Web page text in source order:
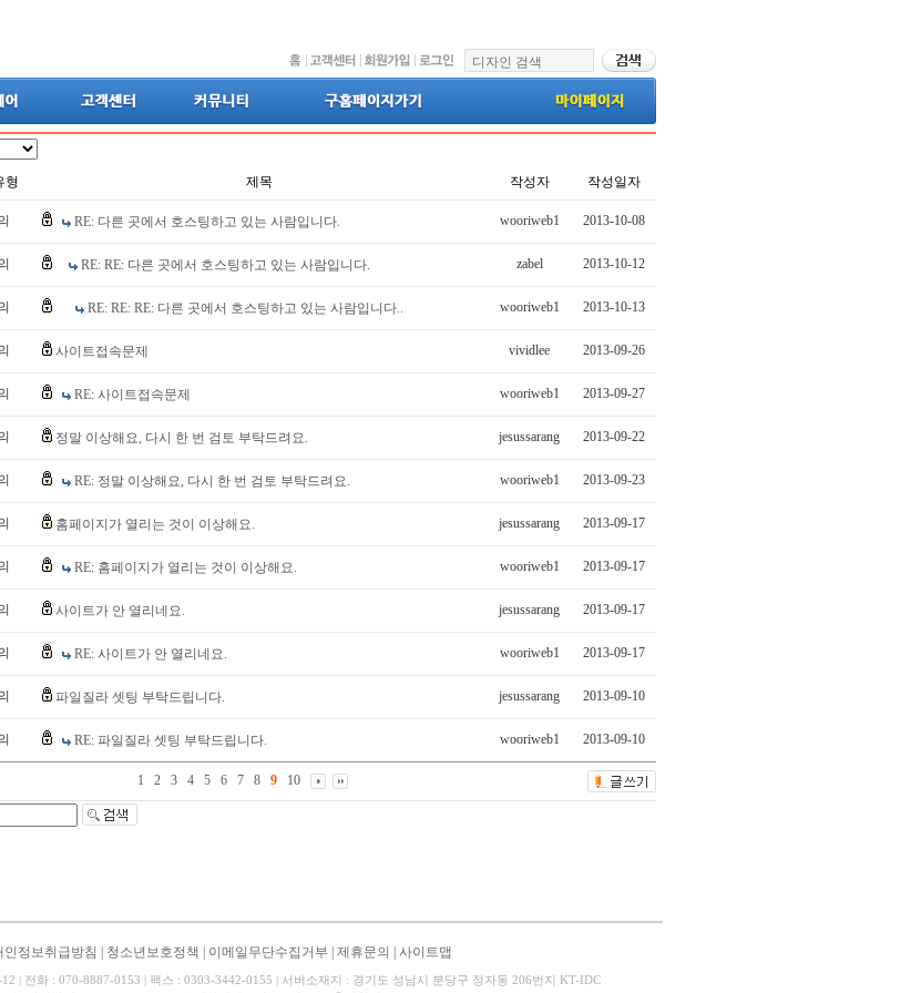
형 제목 작성자 작성일자
RE: 다른 곳에서 호스팅하고 있는 사람입니다. wooriweb1 2013-10-08
RE: RE: 다른 곳에서 호스팅하고 있는 사람입니다. zabel 2013-10-12
RE: RE: RE: 다른 곳에서 호스팅하고 있는 사람입니다.. wooriweb1 2013-10-13
사이트접속문제 vividlee 2013-09-26
RE: 사이트접속문제 wooriweb1 2013-09-27
정말 이상해요, 다시 한 번 검토 부탁드려요. jesussarang 2013-09-22
RE: 정말 이상해요, 다시 한 번 검토 부탁드려요. wooriweb1 2013-09-23
홈페이지가 열리는 것이 이상해요. jesussarang 2013-09-17
RE: 홈페이지가 열리는 것이 이상해요. wooriweb1 2013-09-17
사이트가 안 열리네요. jesussarang 2013-09-17
RE: 사이트가 안 열리네요. wooriweb1 2013-09-17
파일질라 셋팅 부탁드립니다. jesussarang 2013-09-10
RE: 파일질라 셋팅 부탁드립니다. wooriweb1 2013-09-10
1 2 3 4 5 6 7 8 9 10
인정보취급방침 청소년보호정책 이메일무단수집거부 제휴문의 사이트맵
| 전화 : 070-8887-0153 | 팩스 : 0303-3442-0155 | 서버소재지 : 경기도 성남시 분당구 정자동 206번지 KT-IDC